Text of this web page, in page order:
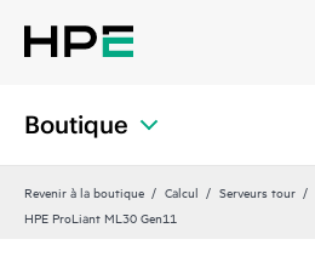
Boutique
Revenir à la boutique Calcul Serveurs tour
HPE ProLiant ML30 Gen11